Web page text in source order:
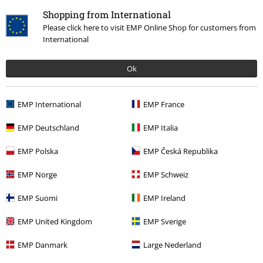
Shopping from International
Please click here to visit EMP Online Shop for customers from
International
Ok
EMP International EMP France
EMP Deutschland EMP Italia
EMP Polska EMP Česká Republika
EMP Norge EMP Schweiz
EMP Suomi EMP Ireland
EMP United Kingdom EMP Sverige
EMP Danmark Large Nederland
Más categorías. Más opciones
Películas & TV Disney Películas & TV Marvel Avengers Cocina
Estilos Ideas de regalo Nerds de cine
Películas & TV Películas & TV Películas
Películas & TV Disney Películas & TV Marvel Iron Man
Ofertas % Películas & TV Superhéroes Marvel
E-mail Newsletter
suscríbete ahora!